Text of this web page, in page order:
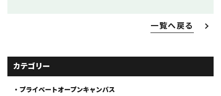
一覧へ戻る
カテゴリー
・プライベートオープンキャンパス